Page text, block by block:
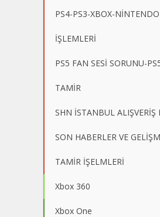
PS4-PS3-XBOX-
İŞLEMLERİ
PS5 FAN SESİ SORUNU-
TAMİR
SHN İSTANBUL ALIŞVERİŞ
SON HABERLER VE
TAMİR İŞELMLERİ
Xbox 360
Xbox One